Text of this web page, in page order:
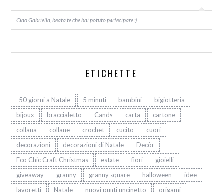
Ciao Gabriella, beata te che hai potuto partecipare :)
ETICHETTE
-50 giorni a Natale 5 minuti bambini
bigiotteria
bijoux
braccialetto Candy carta
cartone
collana
collane crochet cucito
cuori
decorazioni
decorazioni di Natale
Decòr
Eco Chic Craft Christmas
estate fiori
gioielli
giveaway
granny granny square halloween
idee
lavoretti
Natale nuovi punti uncinetto
origami